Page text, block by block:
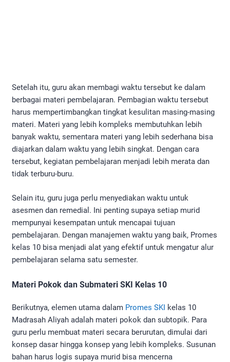
Setelah itu, guru akan membagi waktu tersebut ke dalam
berbagai materi pembelajaran. Pembagian waktu tersebut
harus mempertimbangkan tingkat kesulitan masing-masing
materi. Materi yang lebih kompleks membutuhkan lebih
banyak waktu, sementara materi yang lebih sederhana bisa
diajarkan dalam waktu yang lebih singkat. Dengan cara
tersebut, kegiatan pembelajaran menjadi lebih merata dan
tidak terburu-buru.
Selain itu, guru juga perlu menyediakan waktu untuk
asesmen dan remedial. Ini penting supaya setiap murid
mempunyai kesempatan untuk mencapai tujuan
pembelajaran. Dengan manajemen waktu yang baik, Promes
kelas 10 bisa menjadi alat yang efektif untuk mengatur alur
pembelajaran selama satu semester.
Materi Pokok dan Submateri SKI Kelas 10
Berikutnya, elemen utama dalam Promes SKI kelas 10
Madrasah Aliyah adalah materi pokok dan subtopik. Para
guru perlu membuat materi secara berurutan, dimulai dari
konsep dasar hingga konsep yang lebih kompleks. Susunan
bahan harus logis supaya murid bisa mencerna